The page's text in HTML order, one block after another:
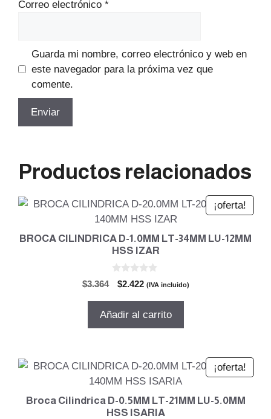
Correo electrónico *
Guarda mi nombre, correo electrónico y web en
este navegador para la próxima vez que
comente.
Productos relacionados
¡oferta!
BROCA CILINDRICA D-1.0MM LT-34MM LU-12MM
HSS IZAR
$3.364
El
original
$2.422El
actual
(IVA incluido)
Añadir al carrito
¡oferta!
Broca Cilindrica D-0.5MM LT-21MM LU-5.0MM
HSS ISARIA